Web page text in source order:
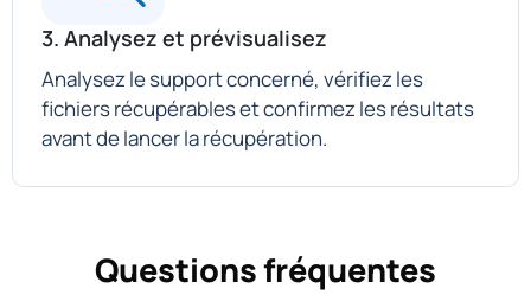
3. Analysez et prévisualisez
Analysez le support concerné, vérifiez les
fichiers récupérables et confirmez les résultats
avant de lancer la récupération.
Questions fréquentes